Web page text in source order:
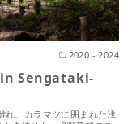
2020 - 2024
in Sengataki-
れ、カラマツに囲まれた浅